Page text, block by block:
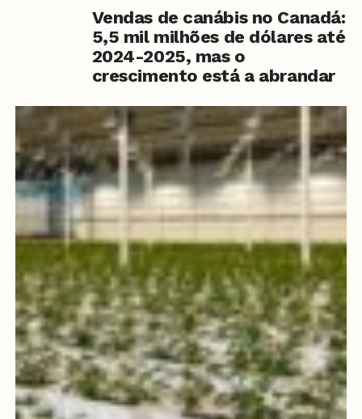
Vendas de canábis no Canadá:
5,5 mil milhões de dólares até
2024-2025, mas o
crescimento está a abrandar